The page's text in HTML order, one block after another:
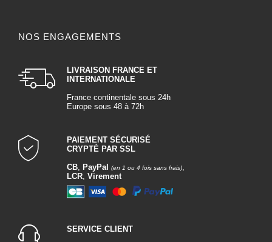
NOS ENGAGEMENTS
LIVRAISON FRANCE ET
INTERNATIONALE
France continentale sous 24h
Europe sous 48 à 72h
PAIEMENT SÉCURISÉ
CRYPTÉ PAR SSL
CB, PayPal (en 1 ou 4 fois sans frais),
LCR, Virement
SERVICE CLIENT